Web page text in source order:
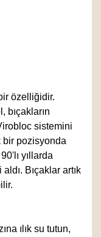
özelliğidir.
bıçakların
sistemini
bir pozisyonda
yıllarda
Bıçaklar artık
ılık su tutun,